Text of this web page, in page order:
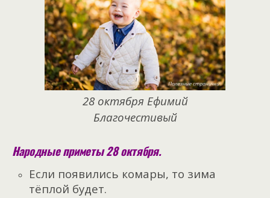
28 октября Ефимий
Благочестивый
Народные приметы 28 октября.
Если появились комары, то зима
тёплой будет.